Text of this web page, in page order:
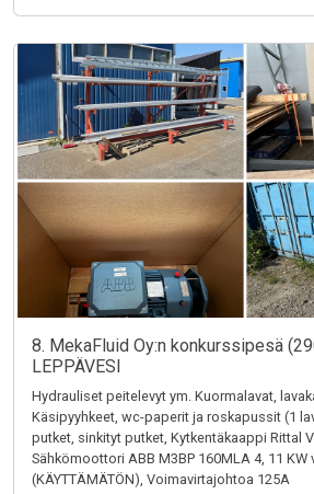
8. MekaFluid Oy:n konkurssipesä
LEPPÄVESI
Hydrauliset peitelevyt ym. Kuormalavat,
Käsipyyhkeet, wc-paperit ja roskapussit (1
putket, sinkityt putket, Kytkentäkaappi Rittal
Sähkömoottori ABB M3BP 160MLA 4, 11 KW
(KÄYTTÄMÄTÖN), Voimavirtajohtoa 125A